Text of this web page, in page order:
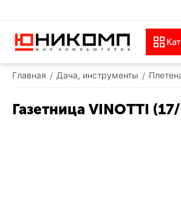
Главная / Дача, инструменты /
Газетница VINOTTI